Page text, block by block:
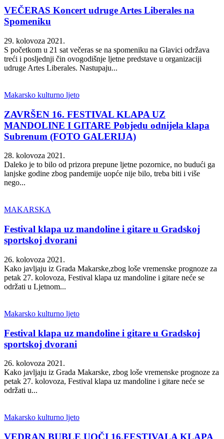
VEČERAS Koncert udruge Artes Liberales na
Spomeniku
29. kolovoza 2021.
S početkom u 21 sat večeras se na spomeniku na Glavici održava
treći i posljednji čin ovogodišnje ljetne predstave u organizaciji
udruge Artes Liberales. Nastupaju...
Makarsko kulturno ljeto
ZAVRŠEN 16. FESTIVAL KLAPA UZ
MANDOLINE I GITARE Pobjedu odnijela klapa
Subrenum (FOTO GALERIJA)
28. kolovoza 2021.
Daleko je to bilo od prizora prepune ljetne pozornice, no budući ga
lanjske godine zbog pandemije uopće nije bilo, treba biti i više
nego...
MAKARSKA
Festival klapa uz mandoline i gitare u Gradskoj
sportskoj dvorani
26. kolovoza 2021.
Kako javljaju iz Grada Makarske,zbog loše vremenske prognoze za
petak 27. kolovoza, Festival klapa uz mandoline i gitare neće se
održati u Ljetnom...
Makarsko kulturno ljeto
Festival klapa uz mandoline i gitare u Gradskoj
sportskoj dvorani
26. kolovoza 2021.
Kako javljaju iz Grada Makarske, zbog loše vremenske prognoze za
petak 27. kolovoza, Festival klapa uz mandoline i gitare neće se
održati u...
Makarsko kulturno ljeto
VEDRAN BUBLE UOČI 16.FESTIVALA KLAPA